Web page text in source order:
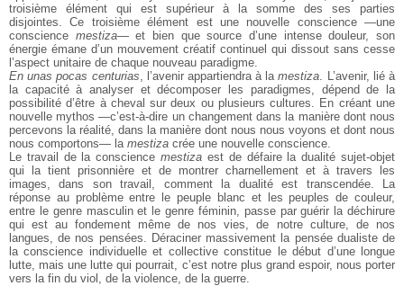
troisième élément qui est supérieur à la somme des ses parties
disjointes. Ce troisième élément est une nouvelle conscience —une
conscience mestiza— et bien que source d’une intense douleur, son
énergie émane d’un mouvement créatif continuel qui dissout sans cesse
l’aspect unitaire de chaque nouveau paradigme.
En unas pocas centurias , l’avenir appartiendra à lamestiza . L’avenir, lié à
la capacité à analyser et décomposer les paradigmes, dépend de la
possibilité d’être à cheval sur deux ou plusieurs cultures. En créant une
nouvelle mythos —c’est-à-dire un changement dans la manière dont nous
percevons la réalité, dans la manière dont nous nous voyons et dont nous
nous comportons— la mestiza crée une nouvelle conscience.
Le travail de la consciencemestiza est de défaire la dualité sujet-objet
qui la tient prisonnière et de montrer charnellement et à travers les
images, dans son travail, comment la dualité est transcendée. La
réponse au problème entre le peuple blanc et les peuples de couleur,
entre le genre masculin et le genre féminin, passe par guérir la déchirure
qui est au fondement même de nos vies, de notre culture, de nos
langues, de nos pensées. Déraciner massivement la pensée dualiste de
la conscience individuelle et collective constitue le début d’une longue
lutte, mais une lutte qui pourrait, c’est notre plus grand espoir, nous porter
vers la fin du viol, de la violence, de la guerre.